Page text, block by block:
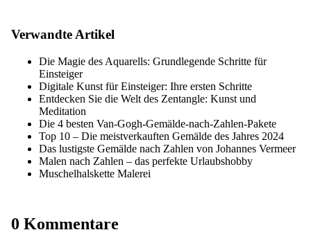
Verwandte Artikel
Die Magie des Aquarells: Grundlegende Schritte für
Einsteiger
Digitale Kunst für Einsteiger: Ihre ersten Schritte
Entdecken Sie die Welt des Zentangle: Kunst und
Meditation
Die 4 besten Van-Gogh-Gemälde-nach-Zahlen-Pakete
Top 10 – Die meistverkauften Gemälde des Jahres 2024
Das lustigste Gemälde nach Zahlen von Johannes Vermeer
Malen nach Zahlen – das perfekte Urlaubshobby
Muschelhalskette Malerei
0 Kommentare